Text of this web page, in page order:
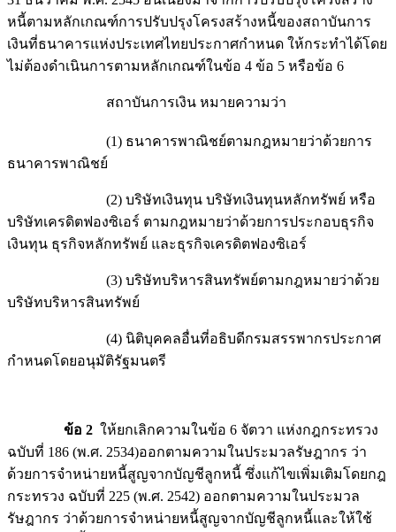
หนี้ตามหลักเกณฑ์การปรับปรุงโครงสร้างหนี้ของสถาบันการ
เงินที่ธนาคารแห่งประเทศไทยประกาศกำหนด ให้กระทำได้โดย
ไม่ต้องดำเนินการตามหลักเกณฑ์ในข้อ 4 ข้อ 5 หรือข้อ 6
สถาบันการเงิน หมายความว่า
(1) ธนาคารพาณิชย์ตามกฎหมายว่าด้วยการ
ธนาคารพาณิชย์
(2) บริษัทเงินทุน บริษัทเงินทุนหลักทรัพย์ หรือ
บริษัทเครดิตฟองซิเอร์ ตามกฎหมายว่าด้วยการประกอบธุรกิจ
เงินทุน ธุรกิจหลักทรัพย์ และธุรกิจเครดิตฟองซิเอร์
(3) บริษัทบริหารสินทรัพย์ตามกฎหมายว่าด้วย
บริษัทบริหารสินทรัพย์
(4) นิติบุคคลอื่นที่อธิบดีกรมสรรพากรประกาศ
กำหนดโดยอนุมัติรัฐมนตรี
ข้อ 2 ให้ยกเลิกความในข้อ 6 จัตวา แห่งกฎกระทรวง
ฉบับที่ 186 (พ.ศ. 2534)ออกตามความในประมวลรัษฎากร ว่า
ด้วยการจำหน่ายหนี้สูญจากบัญชีลูกหนี้ ซึ่งแก้ไขเพิ่มเติมโดยกฎ
กระทรวง ฉบับที่ 225 (พ.ศ. 2542) ออกตามความในประมวล
รัษฎากร ว่าด้วยการจำหน่ายหนี้สูญจากบัญชีลูกหนี้และให้ใช้